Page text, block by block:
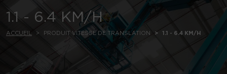
1.1 - 6.4 KM/H
ACCUEIL PRODUIT VITESSE DE TRANSLATION 1.1 - 6.4 KM/H